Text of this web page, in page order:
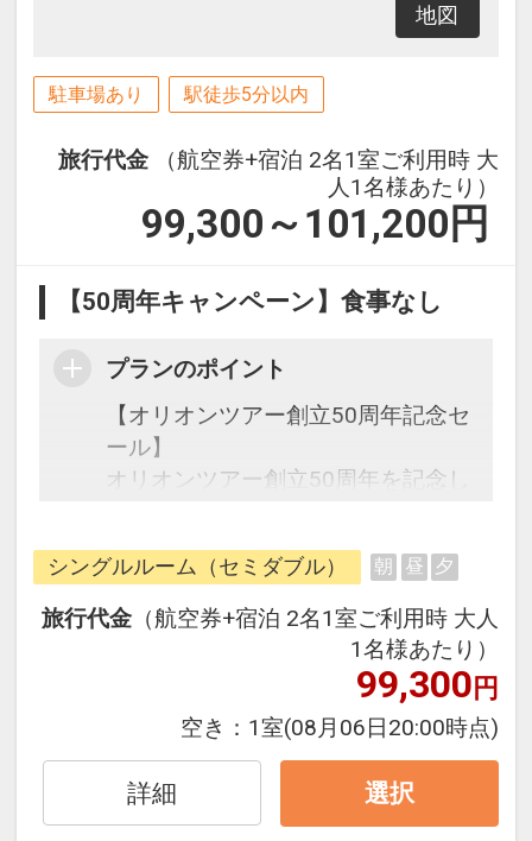
地図
駐車場あり 駅徒歩5分以内
旅行代金
（航空券+宿泊 2名1室ご利用時 大
人1名様あたり）
99,300～101,200 円
【50周年キャンペーン】食事なし
プランのポイント
【オリオンツアー創立50周年記念セ
ール】
オリオンツアー創立50周年を記念し
往復の航空券と宿泊がセットになっ
たスタンダードの＜食事なし＞プラ
ンです。
フライトと宿泊を自由に組み合わせ
できるダイナミックパッケージだか
ら、一都市滞在はもちろん周遊旅行
にも最適！
旅行期間中の1泊だけの宿泊や延
泊・飛び泊なども自由自在です。
シングルルーム（セミダブル） 朝 昼 夕
旅行代金 （航空券+宿泊 2名1室ご利用時 大人
1名様あたり）
99,300円
空き： 1室(08月06日20:00時点)
詳細 選択